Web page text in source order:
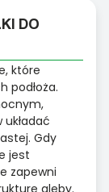
DO
które
podłoża.
Gdy
jest
zapewni